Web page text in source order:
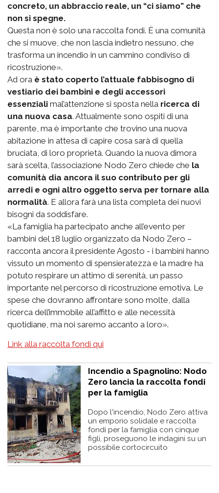
concreto, un abbraccio reale, un “ci siamo” che
non si spegne.
Questa non è solo una raccolta fondi. È una comunità
che si muove, che non lascia indietro nessuno, che
trasforma un incendio in un cammino condiviso di
ricostruzione».
Ad ora è stato coperto l’attuale fabbisogno di
vestiario dei bambini e degli accessori
essenziali mal’attenzione si sposta nella ricerca di
una nuova casa. Attualmente sono ospiti di una
parente, ma è importante che trovino una nuova
abitazione in attesa di capire cosa sarà di quella
bruciata, di loro proprietà. Quando la nuova dimora
sarà scelta, l’associazione Nodo Zero chiede che la
comunità dia ancora il suo contributo per gli
arredi e ogni altro oggetto serva per tornare alla
normalità. E allora farà una lista completa dei nuovi
bisogni da soddisfare.
«La famiglia ha partecipato anche all’evento per
bambini del 18 luglio organizzato da Nodo Zero –
racconta ancora il presidente Agosto - i bambini hanno
vissuto un momento di spensieratezza e la madre ha
potuto respirare un attimo di serenità, un passo
importante nel percorso di ricostruzione emotiva. Le
spese che dovranno affrontare sono molte, dalla
ricerca dell’immobile all’affitto e alle necessità
quotidiane, ma noi saremo accanto a loro».
Link alla raccolta fondi qui
Incendio a Spagnolino: Nodo
Zero lancia la raccolta fondi
per la famiglia
Dopo l'incendio, Nodo Zero attiva
un emporio solidale e raccolta
fondi per la famiglia con cinque
figli, proseguono le indagini su un
possibile cortocircuito